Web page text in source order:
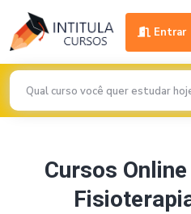
Entrar
Cursos